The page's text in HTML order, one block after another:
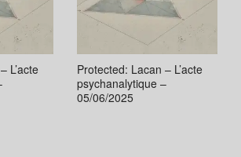
L’acte
Protected: Lacan – L’acte
psychanalytique –
05/06/2025